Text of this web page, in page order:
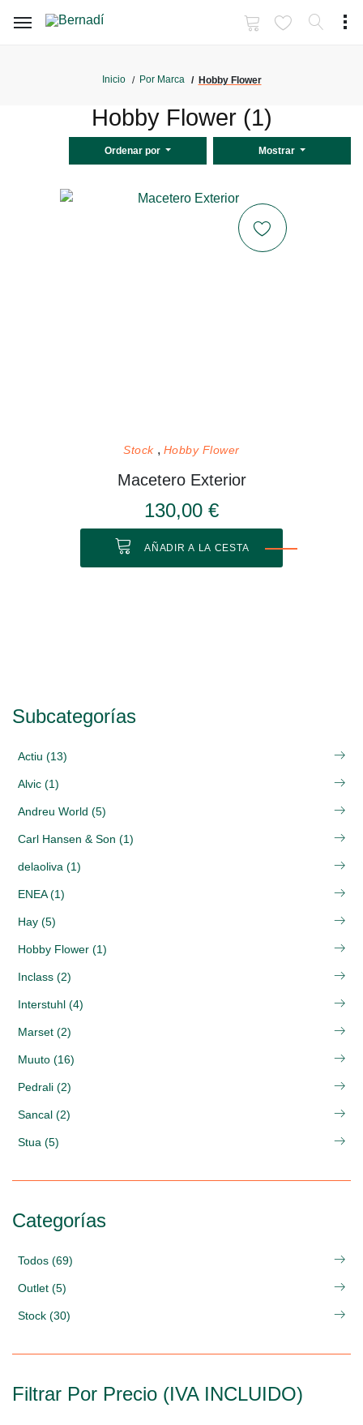
Inicio Por Marca Hobby Flower
Hobby Flower (1)
Ordenar por Mostrar
Stock Hobby Flower
Macetero Exterior
130,00 €
AÑADIR A LA CESTA
Subcategorías
Actiu (13)
Alvic (1)
Andreu World (5)
Carl Hansen & Son (1)
delaoliva (1)
ENEA (1)
Hay (5)
Hobby Flower (1)
Inclass (2)
Interstuhl (4)
Marset (2)
Muuto (16)
Pedrali (2)
Sancal (2)
Stua (5)
Categorías
Todos (69)
Outlet (5)
Stock (30)
Filtrar Por Precio (IVA INCLUIDO)